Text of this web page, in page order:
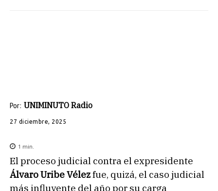
Por: UNIMINUTO Radio
27 diciembre, 2025
1 min.
El proceso judicial contra el expresidente
Álvaro Uribe Vélezfue, quizá, el caso judicial
más influyente del año por su carga